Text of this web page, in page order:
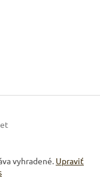
vyhradené. Upraviť